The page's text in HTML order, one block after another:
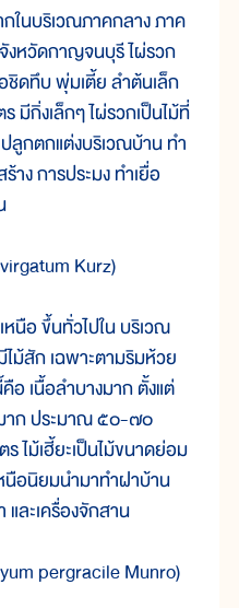
ในบริเวณภาคกลาง ภาค
งหวัดกาญจนบุรี ไผ่รวก
ชิดทึบ พุ่มเตี้ย ลำต้นเล็ก
มีกิ่งเล็กๆ ไผ่รวกเป็นไม้ที่
ปลูกตกแต่งบริเวณบ้าน ทำ
าง การประมง ทำเยื่อ
Kurz)
อ ขึ้นทั่วไปใน บริเวณ
ม้สัก เฉพาะตามริมห้วย
อ เนื้อลำบางมาก ตั้งแต่
าก ประมาณ ๕๐-๗๐
ไม้เฮี้ยะเป็นไม้ขนาดย่อม
นือนิยมนำมาทำฝาบ้าน
ละเครื่องจักสาน
pergracile Munro)